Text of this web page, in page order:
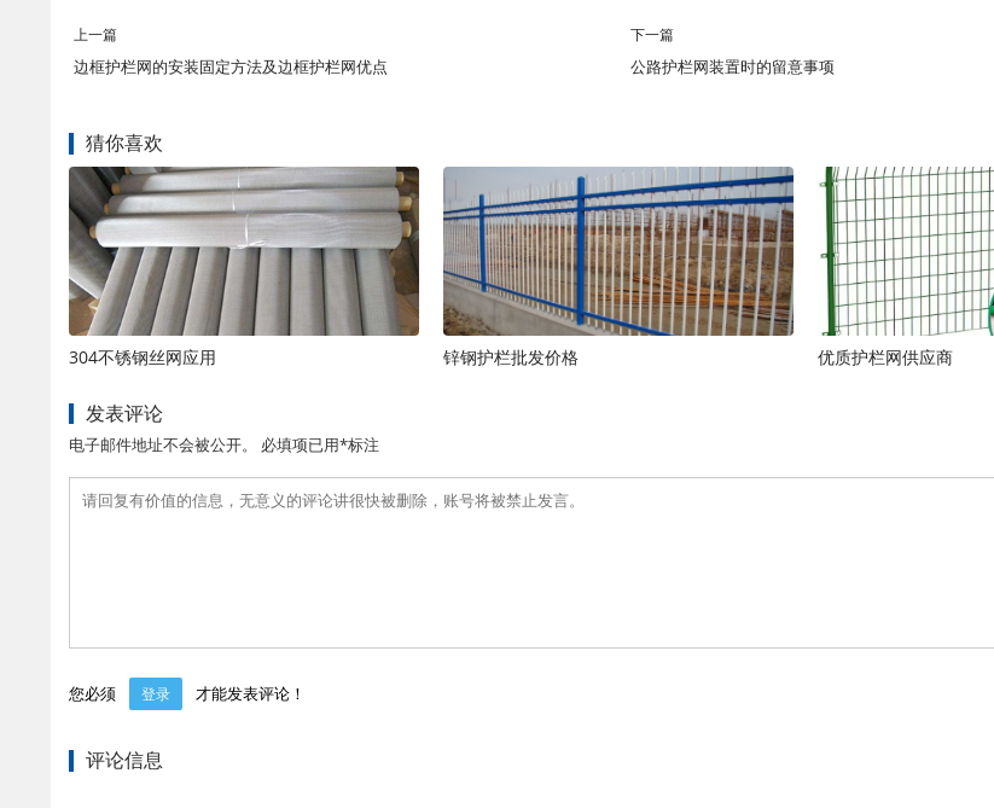
上一篇
边框护栏网的安装固定方法及边框护栏网优点
下一篇
公路护栏网装置时的留意事项
猜你喜欢
304不锈钢丝网应用 锌钢护栏批发价格 优质护栏网供应商
发表评论
电子邮件地址不会被公开。 必填项已用*标注
您必须 登录 才能发表评论！
评论信息